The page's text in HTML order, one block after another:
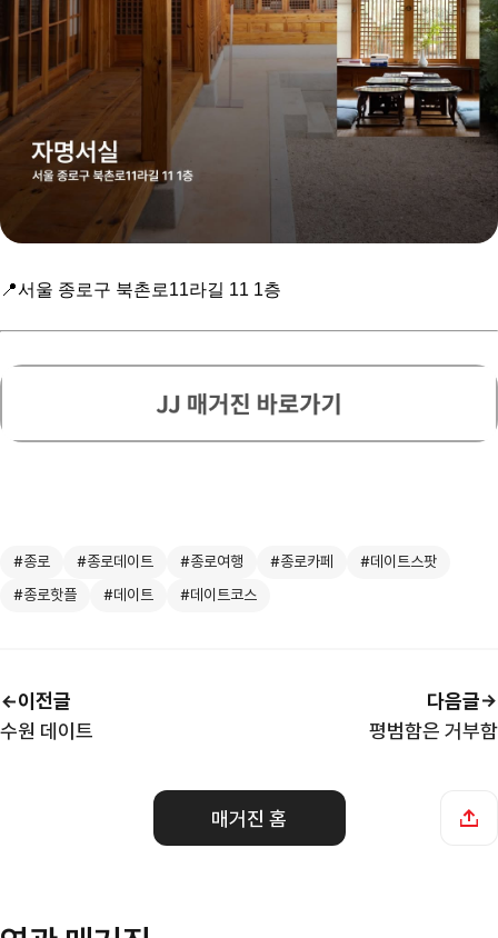
📍서울 종로구 북촌로11라길 11 1층
#종로 #종로데이트 #종로여행 #종로카페
#데이트스팟
#종로핫플
#데이트 #데이트코스
이전글
수원 데이트
평범함은 거부함
다음글
매거진 홈